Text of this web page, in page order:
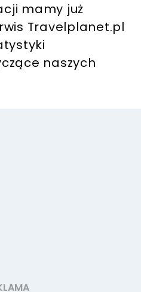
mamy już
Travelplanet.pl
naszych